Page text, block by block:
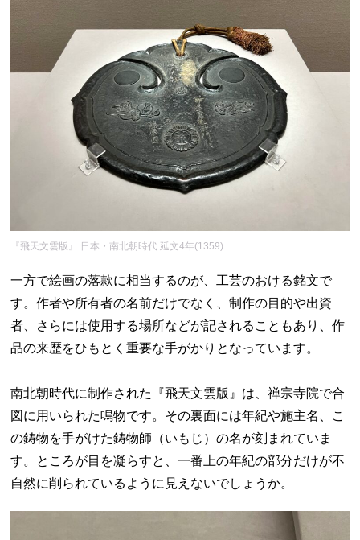
『飛天文雲版』 日本・南北朝時代 延文4年(1359)
一方で絵画の落款に相当するのが、工芸のおける銘文で
す。作者や所有者の名前だけでなく、制作の目的や出資
者、さらには使用する場所などが記されることもあり、作
品の来歴をひもとく重要な手がかりとなっています。
南北朝時代に制作された『飛天文雲版』は、禅宗寺院で合
図に用いられた鳴物です。その裏面には年紀や施主名、こ
の鋳物を手がけた鋳物師（いもじ）の名が刻まれていま
す。ところが目を凝らすと、一番上の年紀の部分だけが不
自然に削られているように見えないでしょうか。